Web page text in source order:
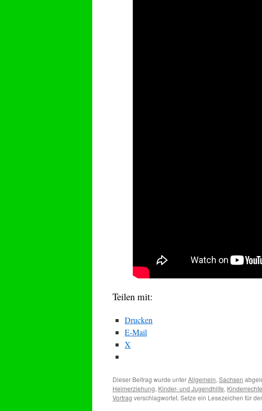
Teilen mit:
Drucken
E-Mail
X
Dieser Beitrag wurde unterAllgemein, Sachsen
Heimerziehung, Kinder- und Jugendhilfe, Kinderrechte
Vortrag verschlagwortet. Setze ein Lesezeichen für